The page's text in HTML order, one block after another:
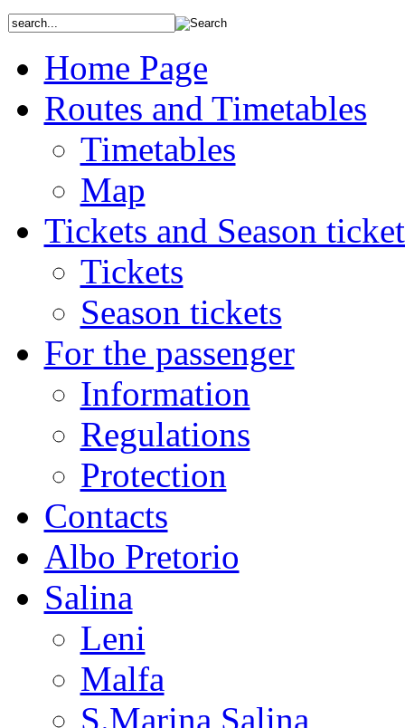
Home Page
Routes and Timetables
Timetables
Map
Tickets and Season
Tickets
Season tickets
For the passenger
Information
Regulations
Protection
Contacts
Albo Pretorio
Salina
Leni
Malfa
S.Marina Salina